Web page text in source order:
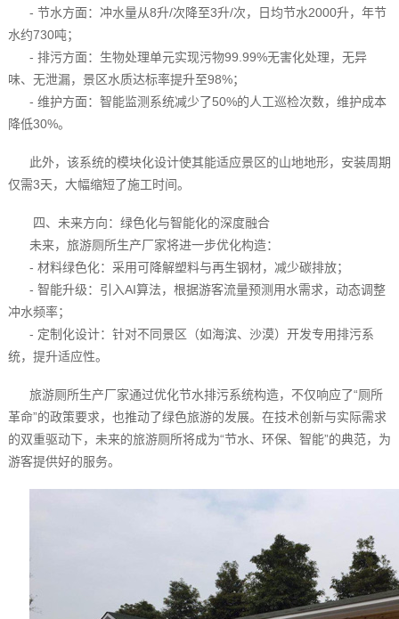
- 节水方面：冲水量从8升/次降至3升/次，日均节水2000升，年节
水约730吨；
- 排污方面：生物处理单元实现污物99.99%无害化处理，无异
味、无泄漏，景区水质达标率提升至98%；
- 维护方面：智能监测系统减少了50%的人工巡检次数，维护成本
降低30%。
此外，该系统的模块化设计使其能适应景区的山地地形，安装周期
仅需3天，大幅缩短了施工时间。
四、未来方向：绿色化与智能化的深度融合
未来，旅游厕所生产厂家将进一步优化构造：
- 材料绿色化：采用可降解塑料与再生钢材，减少碳排放；
- 智能升级：引入AI算法，根据游客流量预测用水需求，动态调整
冲水频率；
- 定制化设计：针对不同景区（如海滨、沙漠）开发专用排污系
统，提升适应性。
旅游厕所生产厂家通过优化节水排污系统构造，不仅响应了“厕所
革命”的政策要求，也推动了绿色旅游的发展。在技术创新与实际需求
的双重驱动下，未来的旅游厕所将成为“节水、环保、智能”的典范，为
游客提供好的服务。